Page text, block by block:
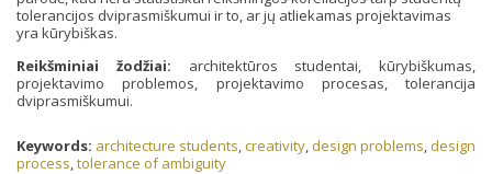
tolerancijos dviprasmiškumui ir to, ar jų atliekamas projektavimas
yra kūrybiškas.
Reikšminiai žodžiai: architektūros studentai, kūrybiškumas,
projektavimo problemos, projektavimo procesas, tolerancija
dviprasmiškumui.
Keywords: architecture students creativity design problems design
process tolerance of ambiguity